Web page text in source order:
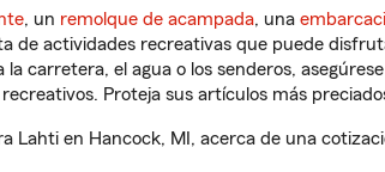
, un remolque de acampada, una
de actividades recreativas que puede
carretera, el agua o los senderos,
Proteja sus artículos más
Lahti en Hancock, MI, acerca de una